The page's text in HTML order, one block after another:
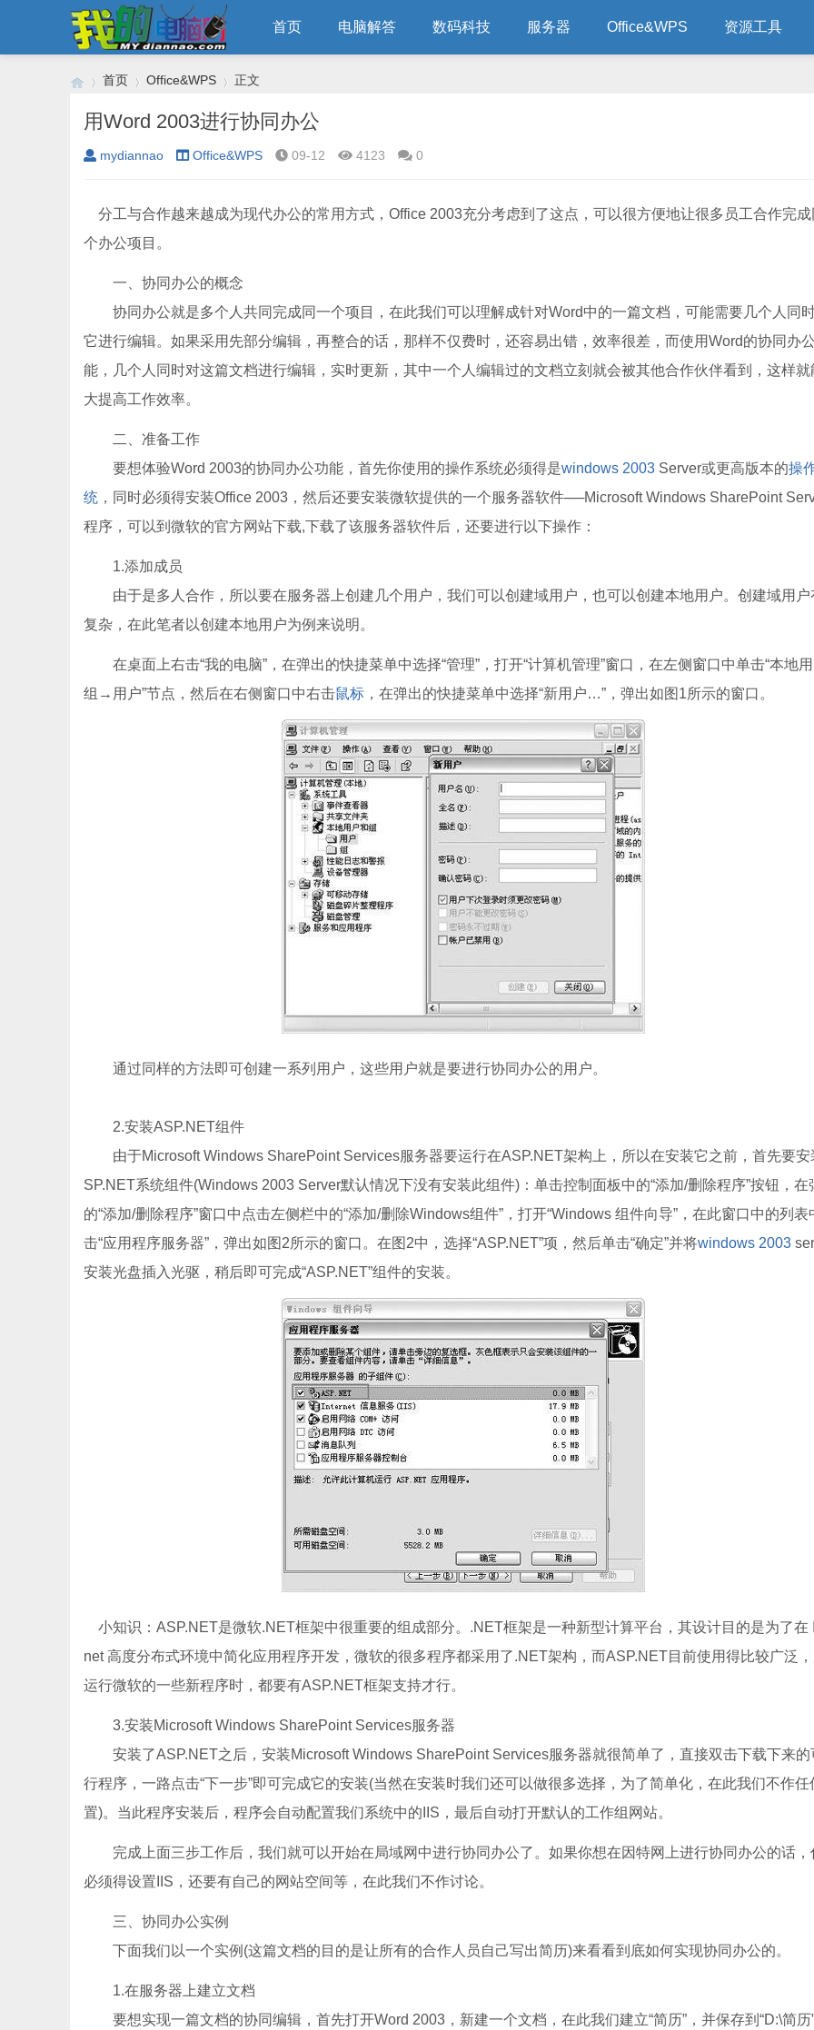
首页 电脑解答 数码科技 服务器 Office&WPS 资源工具
›
首页
›
Office&WPS
›
正文
用Word 2003进行协同办公
mydiannao Office&WPS 09-12 4123 0
分工与合作越来越成为现代办公的常用方式，Office 2003充分考虑到了这点，可以很方便地让很多员工合作完成
个办公项目。
一、协同办公的概念
协同办公就是多个人共同完成同一个项目，在此我们可以理解成针对Word中的一篇文档，可能需要几个人同
它进行编辑。如果采用先部分编辑，再整合的话，那样不仅费时，还容易出错，效率很差，而使用Word的协同办
能，几个人同时对这篇文档进行编辑，实时更新，其中一个人编辑过的文档立刻就会被其他合作伙伴看到，这样就
大提高工作效率。
二、准备工作
要想体验Word 2003的协同办公功能，首先你使用的操作系统必须得是windows 2003 Server或更高版本的操
统 ，同时必须得安装Office 2003，然后还要安装微软提供的一个服务器软件──Microsoft Windows SharePoint
程序，可以到微软的官方网站下载,下载了该服务器软件后，还要进行以下操作：
1.添加成员
由于是多人合作，所以要在服务器上创建几个用户，我们可以创建域用户，也可以创建本地用户。创建域用户
复杂，在此笔者以创建本地用户为例来说明。
在桌面上右击“我的电脑”，在弹出的快捷菜单中选择“管理”，打开“计算机管理”窗口，在左侧窗口中单击“本地
组→用户”节点，然后在右侧窗口中右击鼠标 ，在弹出的快捷菜单中选择“新用户…”，弹出如图1所示的窗口。
通过同样的方法即可创建一系列用户，这些用户就是要进行协同办公的用户。
2.安装ASP.NET组件
由于Microsoft Windows SharePoint Services服务器要运行在ASP.NET架构上，所以在安装它之前，首先要安
SP.NET系统组件(Windows 2003 Server默认情况下没有安装此组件)：单击控制面板中的“添加/删除程序”按钮，在
的“添加/删除程序”窗口中点击左侧栏中的“添加/删除Windows组件”，打开“Windows 组件向导”，在此窗口中的列表
击“应用程序服务器”，弹出如图2所示的窗口。在图2中，选择“ASP.NET”项，然后单击“确定”并将windows 2003
安装光盘插入光驱，稍后即可完成“ASP.NET”组件的安装。
小知识：ASP.NET是微软.NET框架中很重要的组成部分。.NET框架是一种新型计算平台，其设计目的是为了在
net 高度分布式环境中简化应用程序开发，微软的很多程序都采用了.NET架构，而ASP.NET目前使用得比较广泛
运行微软的一些新程序时，都要有ASP.NET框架支持才行。
3.安装Microsoft Windows SharePoint Services服务器
安装了ASP.NET之后，安装Microsoft Windows SharePoint Services服务器就很简单了，直接双击下载下来的
行程序，一路点击“下一步”即可完成它的安装(当然在安装时我们还可以做很多选择，为了简单化，在此我们不作任
置)。当此程序安装后，程序会自动配置我们系统中的IIS，最后自动打开默认的工作组网站。
完成上面三步工作后，我们就可以开始在局域网中进行协同办公了。如果你想在因特网上进行协同办公的话，
必须得设置IIS，还要有自己的网站空间等，在此我们不作讨论。
三、协同办公实例
下面我们以一个实例(这篇文档的目的是让所有的合作人员自己写出简历)来看看到底如何实现协同办公的。
1.在服务器上建立文档
要想实现一篇文档的协同编辑，首先打开Word 2003，新建一个文档，在此我们建立“简历”，并保存到“D:\简历